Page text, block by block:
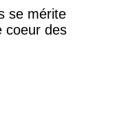
coeur des